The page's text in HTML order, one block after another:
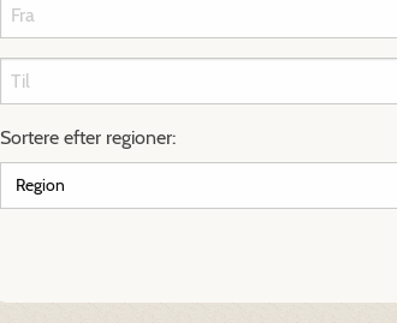
Sortere efter regioner: